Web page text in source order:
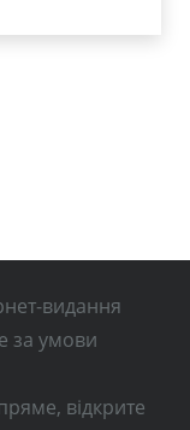
видання
за умови
відкрите